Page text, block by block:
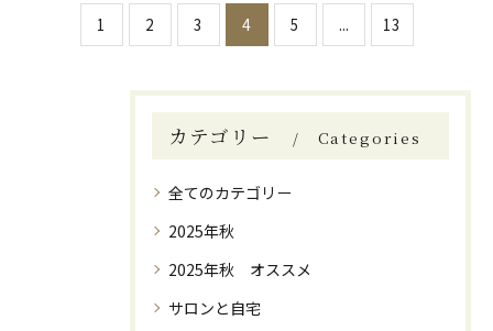
1 2 3 4 5 ... 13
カテゴリー Categories
全てのカテゴリー
2025年秋
2025年秋 オススメ
サロンと自宅